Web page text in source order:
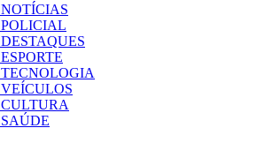
NOTÍCIAS
POLICIAL
DESTAQUES
ESPORTE
TECNOLOGIA
VEÍCULOS
CULTURA
SAÚDE